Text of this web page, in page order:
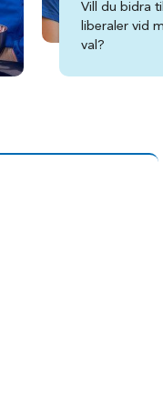
Vill du bidra
liberaler vid
val?